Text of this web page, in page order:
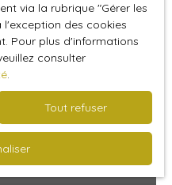
Vendu
via la rubrique ″Gérer les
l'exception des cookies
Pour plus d'informations
consulter
.
Tout refuser